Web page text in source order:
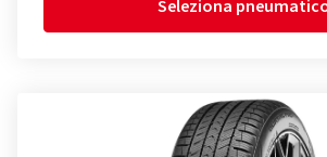
Seleziona